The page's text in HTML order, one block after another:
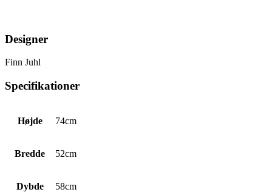
Designer
Finn Juhl
Specifikationer
Højde 74cm
Bredde 52cm
Dybde 58cm